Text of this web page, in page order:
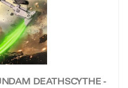
DEATHSCYTHE -